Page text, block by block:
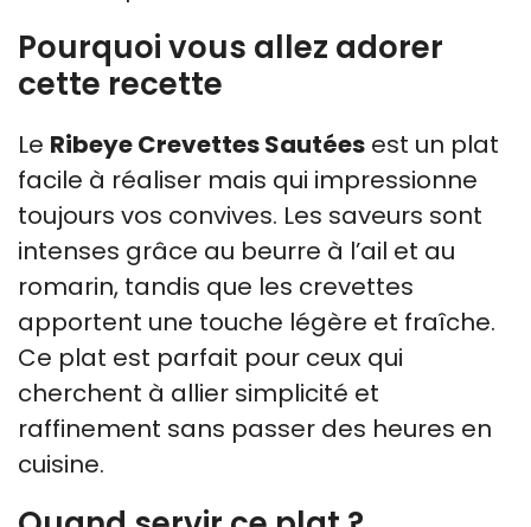
Pourquoi vous allez adorer
cette recette
Le Ribeye Crevettes Sautées est un plat
facile à réaliser mais qui impressionne
toujours vos convives. Les saveurs sont
intenses grâce au beurre à l’ail et au
romarin, tandis que les crevettes
apportent une touche légère et fraîche.
Ce plat est parfait pour ceux qui
cherchent à allier simplicité et
raffinement sans passer des heures en
cuisine.